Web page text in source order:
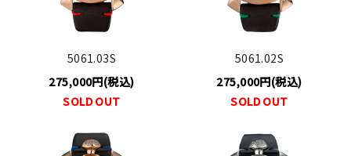
5061.03S
275,000円(税込)
SOLD OUT
5061.02S
275,000円(税込)
SOLD OUT